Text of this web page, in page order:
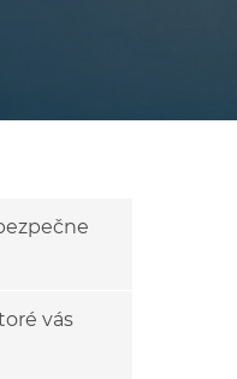
vás